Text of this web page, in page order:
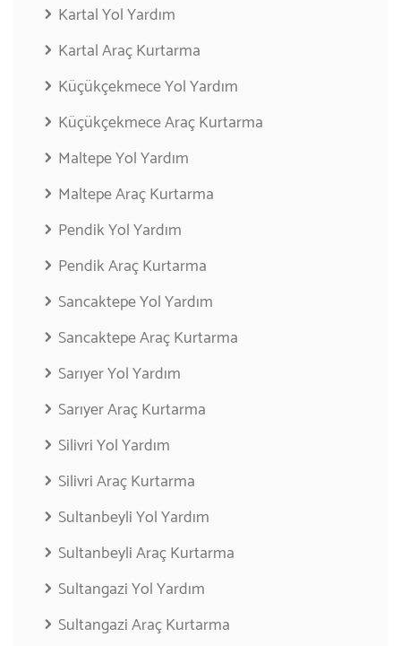
Kartal Yol Yardım
Kartal Araç Kurtarma
Küçükçekmece Yol Yardım
Küçükçekmece Araç Kurtarma
Maltepe Yol Yardım
Maltepe Araç Kurtarma
Pendik Yol Yardım
Pendik Araç Kurtarma
Sancaktepe Yol Yardım
Sancaktepe Araç Kurtarma
Sarıyer Yol Yardım
Sarıyer Araç Kurtarma
Silivri Yol Yardım
Silivri Araç Kurtarma
Sultanbeyli Yol Yardım
Sultanbeyli Araç Kurtarma
Sultangazi Yol Yardım
Sultangazi Araç Kurtarma